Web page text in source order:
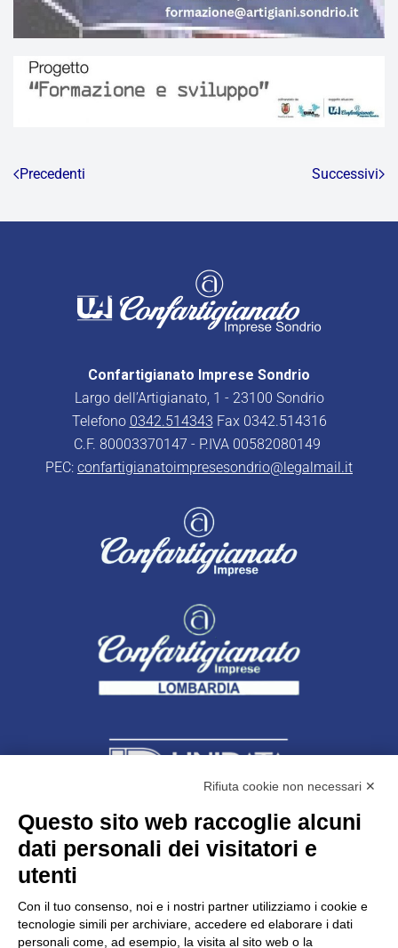
Precedenti Successivi
Confartigianato Imprese Sondrio
Largo dell’Artigianato, 1 - 23100 Sondrio
Telefono 0342.514343 Fax 0342.514316
C.F. 80003370147 - P.IVA 00582080149
PEC: confartigianatoimpresesondrio@legalmail.it
Unidata s.r.lcon unico socio
Largo dell’Artigianato, 1 - 23100 Sondrio
C.F. 00481790145 - N.REA SO-36426
PEC: unidata.sondrio@legalmail.it
Rifiuta cookie non necessari ✕
Questo sito web raccoglie alcuni
dati personali dei visitatori e
utenti
Con il tuo consenso, noi e i nostri partner utilizziamo i cookie e
tecnologie simili per archiviare, accedere ed elaborare i dati
personali come, ad esempio, la visita al sito web o la